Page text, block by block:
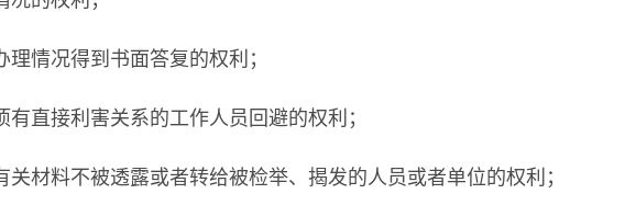
情况得到书面答复的权利；
有直接利害关系的工作人员回避的权利；
关材料不被透露或者转给被检举、揭发的人员或者单位的权利；